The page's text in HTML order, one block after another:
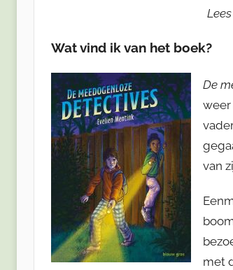
Wat vind ik van het boek?
De
weer
van
met